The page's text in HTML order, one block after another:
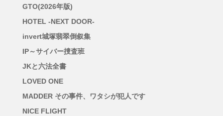
GTO(2026年版)
HOTEL -NEXT DOOR-
invert城塚翡翠倒叙集
IP～サイバー捜査班
JKと六法全書
LOVED ONE
MADDER その事件、ワタシが犯人です
NICE FLIGHT